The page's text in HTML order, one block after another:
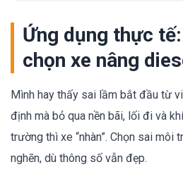
Ứng dụng thực
chọn xe nâng
Mình hay thấy sai lầm bắt đầu từ
định mà bỏ qua nền bãi, lối đi và
trường thì xe “nhàn”. Chọn sai môi
nghẽn, dù thông số vẫn đẹp.